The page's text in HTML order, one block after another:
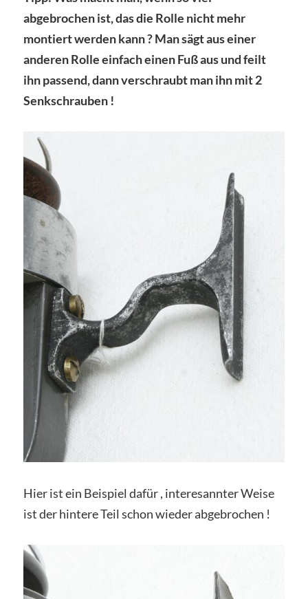
abgebrochen ist, das die Rolle nicht mehr
montiert werden kann ? Man sägt aus einer
anderen Rolle einfach einen Fuß aus und feilt
ihn passend, dann verschraubt man ihn mit 2
Senkschrauben !
Hier ist ein Beispiel dafür , interesannter Weise
ist der hintere Teil schon wieder abgebrochen !